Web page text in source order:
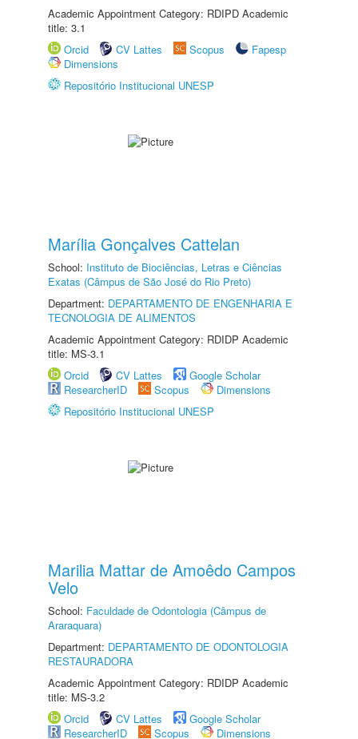
Academic Appointment Category: RDIPD Academic
title: 3.1
Orcid
CV Lattes Scopus
Fapesp
Dimensions
Repositório Institucional UNESP
Marília Gonçalves Cattelan
School: Instituto de Biociências, Letras e Ciências
Exatas (Câmpus de São José do Rio Preto)
Department: DEPARTAMENTO DE ENGENHARIA E
TECNOLOGIA DE ALIMENTOS
Academic Appointment Category: RDIDP Academic
title: MS-3.1
Orcid
CV Lattes
Google Scholar
ResearcherID
Scopus
Dimensions
Repositório Institucional UNESP
Marilia Mattar de Amoêdo Campos
Velo
School: Faculdade de Odontologia (Câmpus de
Araraquara)
Department: DEPARTAMENTO DE ODONTOLOGIA
RESTAURADORA
Academic Appointment Category: RDIDP Academic
title: MS-3.2
Orcid
CV Lattes
Google Scholar
ResearcherID
Scopus Dimensions